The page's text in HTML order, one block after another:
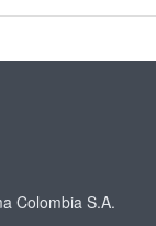
Colombia S.A.